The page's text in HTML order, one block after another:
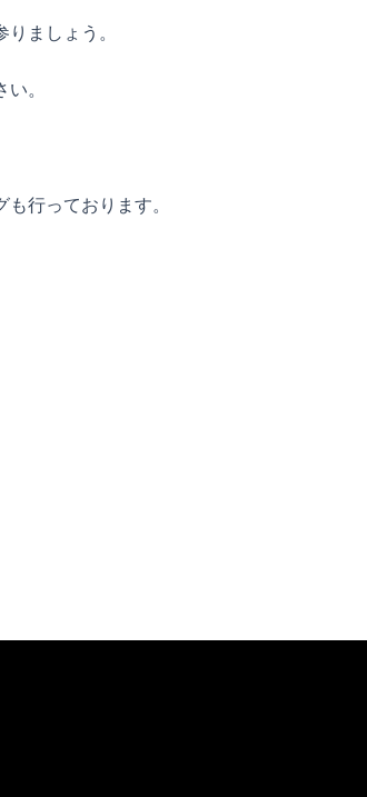
ましょう。
。
行っております。